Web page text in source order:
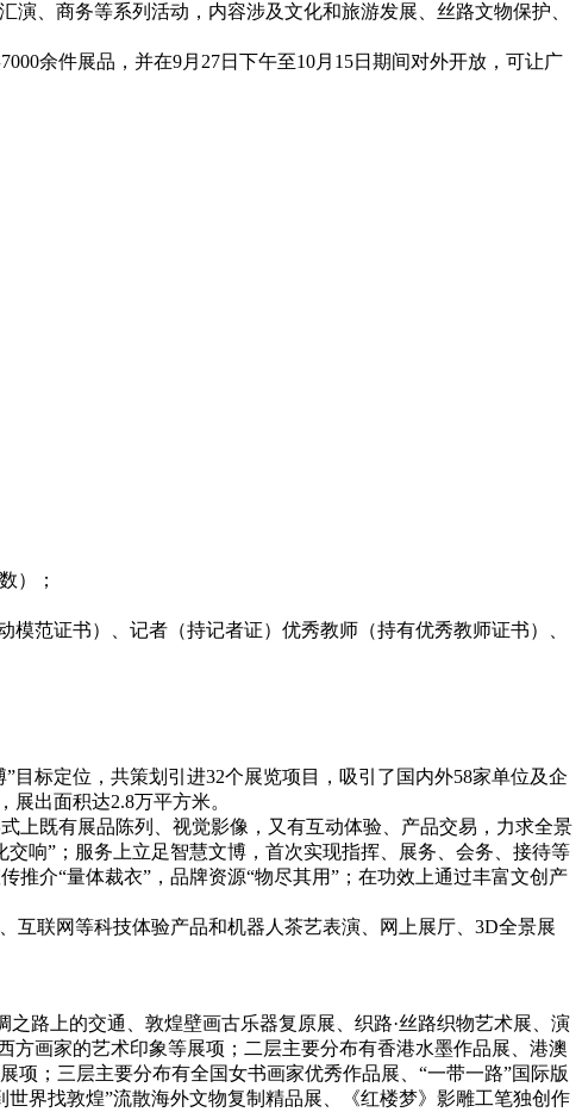
、商务等系列活动，内容涉及文化和旅游发展、丝路文物保护、
余件展品，并在9月27日下午至10月15日期间对外开放，可让广
）；
范证书）、记者（持记者证）优秀教师（持有优秀教师证书）、
标定位，共策划引进32个展览项目，吸引了国内外58家单位及企
出面积达2.8万平方米。
上既有展品陈列、视觉影像，又有互动体验、产品交易，力求全景
响”；服务上立足智慧文博，首次实现指挥、展务、会务、接待等
介“量体裁衣”，品牌资源“物尽其用”；在功效上通过丰富文创产
联网等科技体验产品和机器人茶艺表演、网上展厅、3D全景展
路上的交通、敦煌壁画古乐器复原展、织路·丝路织物艺术展、演
画家的艺术印象等展项；二层主要分布有香港水墨作品展、港澳
项；三层主要分布有全国女书画家优秀作品展、“一带一路”国际版
界找敦煌”流散海外文物复制精品展、《红楼梦》影雕工笔独创作